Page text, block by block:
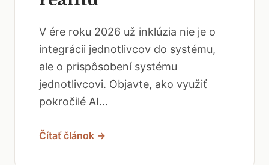
V ére roku 2026 už inklúzia nie je o
integrácii jednotlivcov do systému,
ale o prispôsobení systému
jednotlivcovi. Objavte, ako využiť
pokročilé AI...
Čítať článok →